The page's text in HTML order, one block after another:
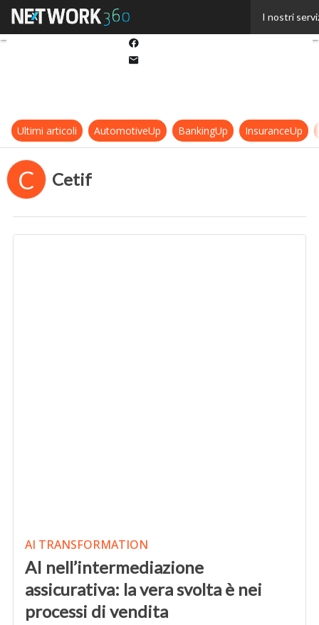
I nostri
Ultimi articoli AutomotiveUp BankingUp InsuranceUp
C Cetif
AI TRANSFORMATION
AI nell’intermediazione
assicurativa: la vera svolta è nei
processi di vendita